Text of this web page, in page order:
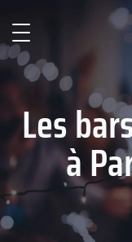
Les
à